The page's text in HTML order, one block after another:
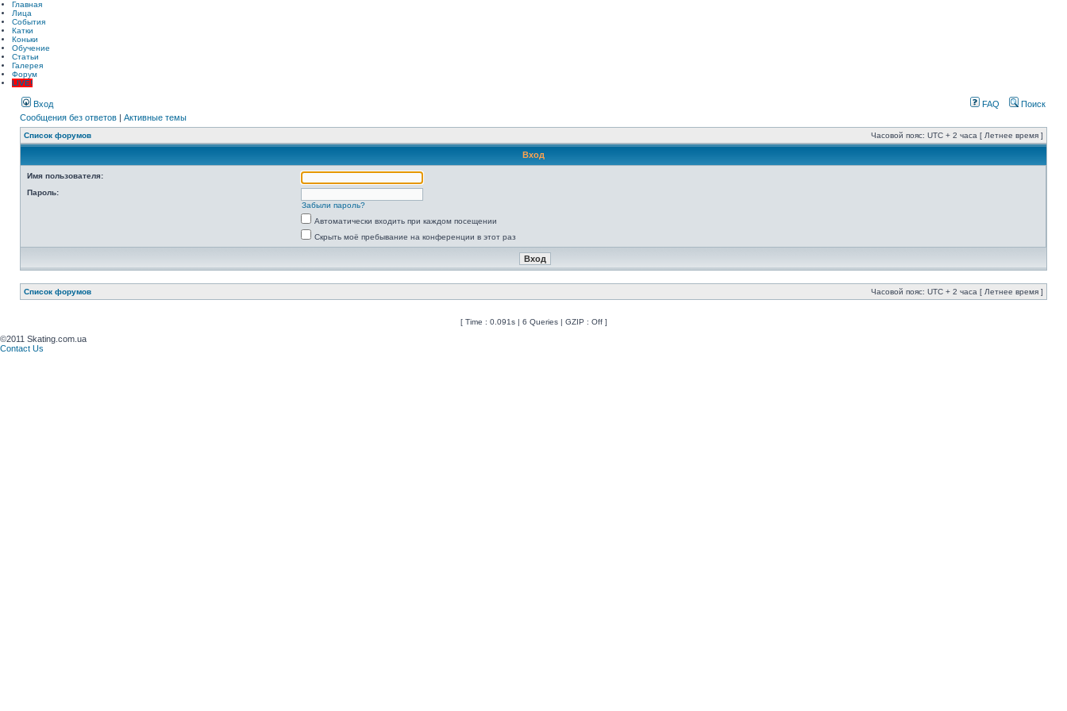
Главная
Лица
События
Катки
Коньки
Обучение
Статьи
Галерея
Форум
LIVE!
Вход FAQ
Поиск
Сообщения без ответов | Активные темы
Список форумов Часовой пояс: UTC + 2 часа [ Летнее время ]
Вход
Имя пользователя:
Пароль:
Забыли пароль?
Автоматически входить при каждом посещении
Скрыть моё пребывание на конференции в этот раз
Список форумов Часовой пояс: UTC + 2 часа [ Летнее время ]
[ Time : 0.091s | 6 Queries | GZIP : Off ]
©2011 Skating.com.ua
Contact Us